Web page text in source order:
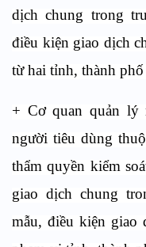
dịch chung trong
điều kiện giao dịch
từ hai tỉnh, thành
+ Cơ quan quản lý
người tiêu dùng
thẩm quyền kiểm
giao dịch chung
mẫu, điều kiện giao